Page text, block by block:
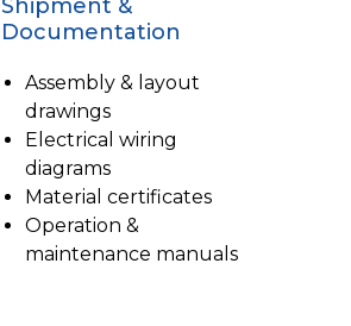
Shipment &
Documentation
Assembly & layout
drawings
Electrical wiring
diagrams
Material certificates
Operation &
maintenance manuals